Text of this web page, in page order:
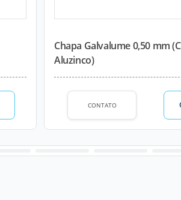
Chapa Galvalume 0,50 mm
Aluzinco)
CONTATO